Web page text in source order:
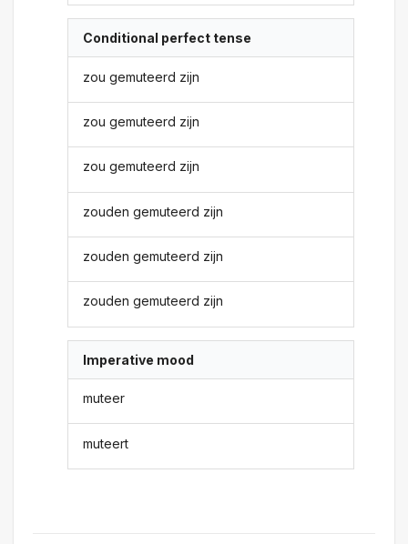
Conditional perfect tense
zou gemuteerd zijn
zou gemuteerd zijn
zou gemuteerd zijn
zouden gemuteerd zijn
zouden gemuteerd zijn
zouden gemuteerd zijn
Imperative mood
muteer
muteert